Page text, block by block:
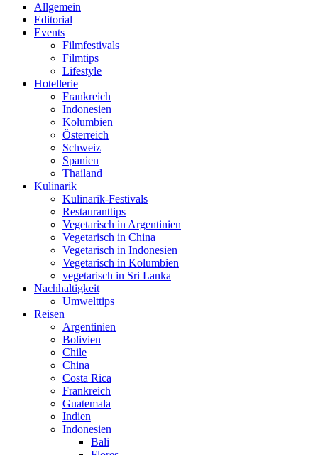
Allgemein
Editorial
Events
Filmfestivals
Filmtips
Lifestyle
Hotellerie
Frankreich
Indonesien
Kolumbien
Österreich
Schweiz
Spanien
Thailand
Kulinarik
Kulinarik-Festivals
Restauranttips
Vegetarisch in Argentinien
Vegetarisch in China
Vegetarisch in Indonesien
Vegetarisch in Kolumbien
vegetarisch in Sri Lanka
Nachhaltigkeit
Umwelttips
Reisen
Argentinien
Bolivien
Chile
China
Costa Rica
Frankreich
Guatemala
Indien
Indonesien
Bali